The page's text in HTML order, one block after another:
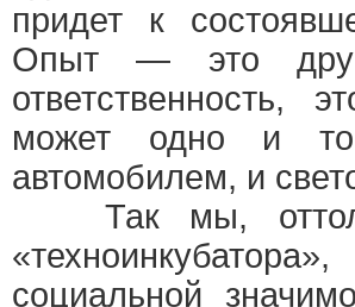
придет к
Опыт — это
ответственность,
может одно и
автомобилем, и
Так мы,
социальной